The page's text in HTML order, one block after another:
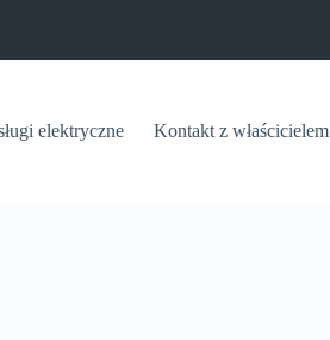
elektryczne Kontakt z właścicielem